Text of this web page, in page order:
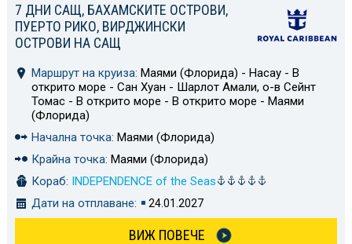
7 ДНИ САЩ, БАХАМСКИТЕ ОСТРОВИ,
ПУЕРТО РИКО, ВИРДЖИНСКИ
ОСТРОВИ НА САЩ
Маршрут на круиза: Маями (Флорида) - Насау - В
открито море - Сан Хуан - Шарлот Амали, о-в Сейнт
Томас - В открито море - В открито море - Маями
(Флорида)
Начална точка: Маями (Флорида)
Крайна точка: Маями (Флорида)
Кораб: INDEPENDENCE of the Seas
Дати на отплаване:
24.01.2027
ВИЖ ПОВЕЧЕ